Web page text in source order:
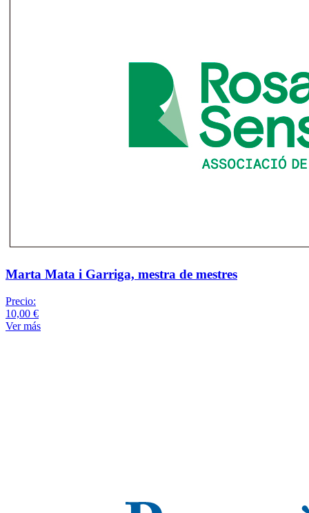
Marta Mata i Garriga, mestra de mestres
Precio:
10,00 €
Ver más